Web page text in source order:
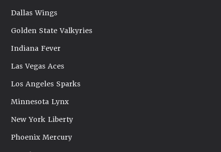
Dallas Wings
Golden State Valkyries
Indiana Fever
Las Vegas Aces
Los Angeles Sparks
Minnesota Lynx
New York Liberty
Phoenix Mercury